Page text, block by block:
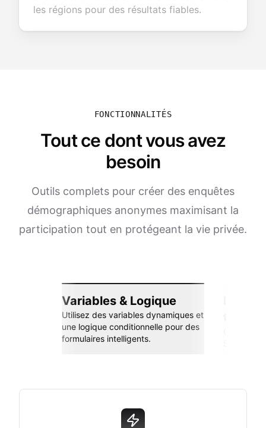
les régions pour des résultats fiables.
FONCTIONNALITÉS
Tout ce dont vous avez
besoin
Outils complets pour créer des enquêtes
démographiques anonymes maximisant la
participation tout en protégeant la vie privée.
Variables & Logique
Utilisez des variables dynamiques et
une logique conditionnelle pour des
formulaires intelligents.